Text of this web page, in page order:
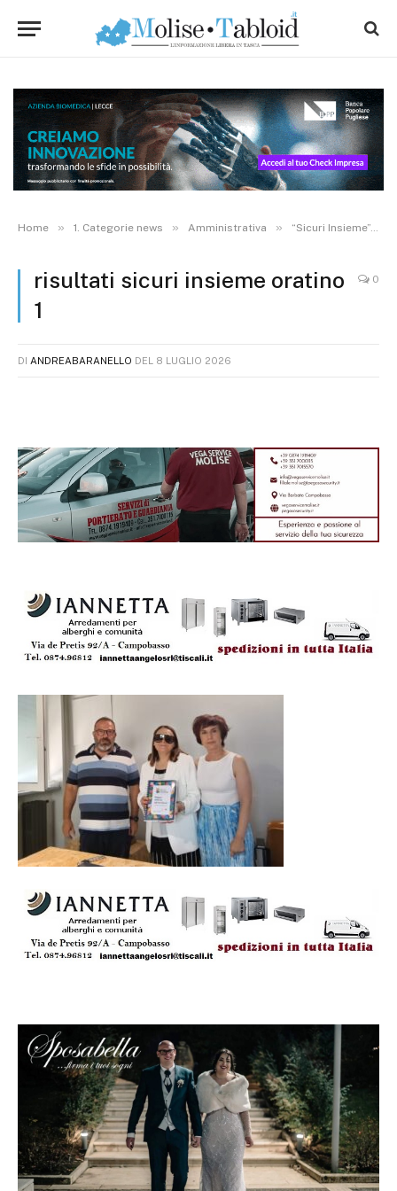
Home » 1. Categorie news » Amministrativa » “Sicuri Insieme”, presentati gli esiti del progetto. Nuovo percorso con Cittadinanzattiva
risultati sicuri insieme oratino
1
0
DI ANDREABARANELLO DEL 8 LUGLIO 2026